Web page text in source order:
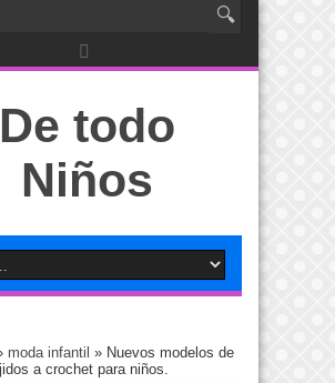
De todo
Niños
moda infantil » Nuevos modelos de
a crochet para niños.